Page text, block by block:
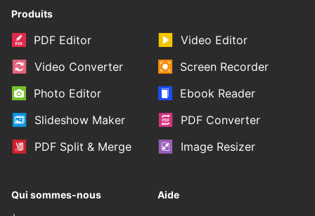
Produits
PDF Editor
Video Editor
Video Converter
Screen Recorder
Photo Editor
Ebook Reader
Slideshow Maker
PDF Converter
PDF Split & Merge
Image Resizer
Qui sommes-nous Aide